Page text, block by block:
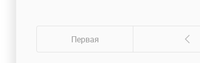
Первая